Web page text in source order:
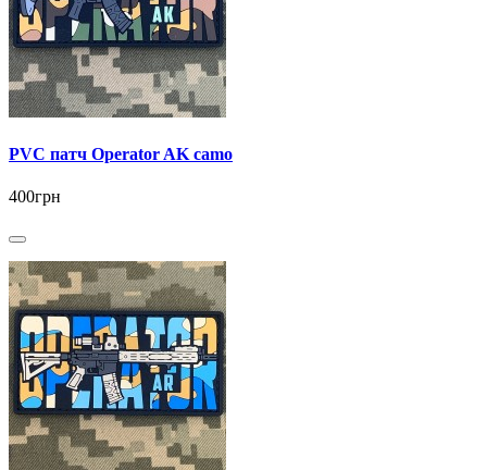
PVC патч Operator AK camo
400грн